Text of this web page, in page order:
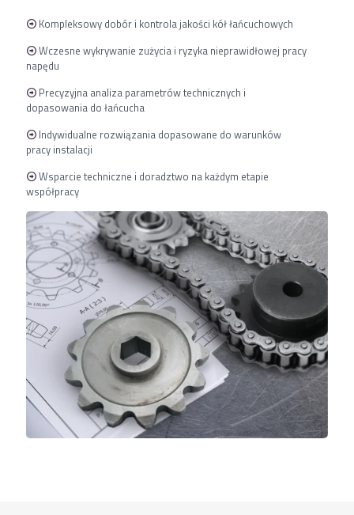
Kompleksowy dobór i kontrola jakości kół łańcuchowych
Wczesne wykrywanie zużycia i ryzyka nieprawidłowej pracy
napędu
Precyzyjna analiza parametrów technicznych i
dopasowania do łańcucha
Indywidualne rozwiązania dopasowane do warunków
pracy instalacji
Wsparcie techniczne i doradztwo na każdym etapie
współpracy